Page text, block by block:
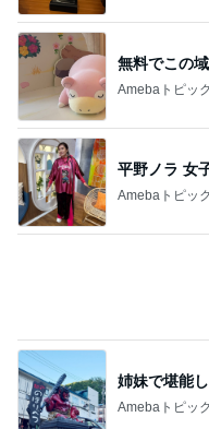
無料でこの
Amebaトピッ
平野ノラ 女
Amebaトピッ
姉妹で堪能
Amebaトピッ